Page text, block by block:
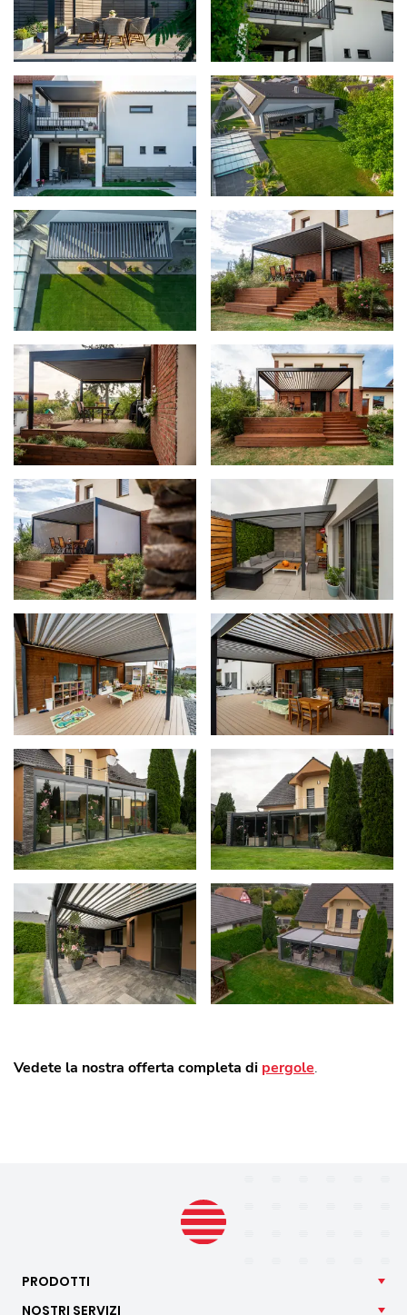
Vedete la nostra offerta completa di pergole.
PRODOTTI
NOSTRI SERVIZI